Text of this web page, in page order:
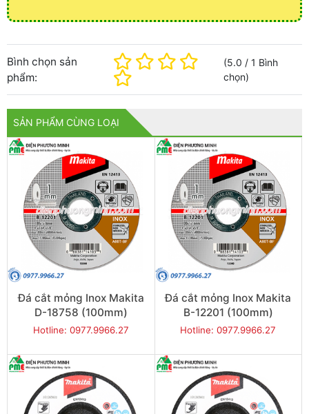
Bình chọn sản
phẩm:
(5.0 /1 Bình
chọn)
SẢN PHẨM CÙNG LOẠI
Đá cắt mỏng Inox Makita
D-18758 (100mm)
Hotline: 0977.9966.27
Đá cắt mỏng Inox Makita
B-12201 (100mm)
Hotline: 0977.9966.27